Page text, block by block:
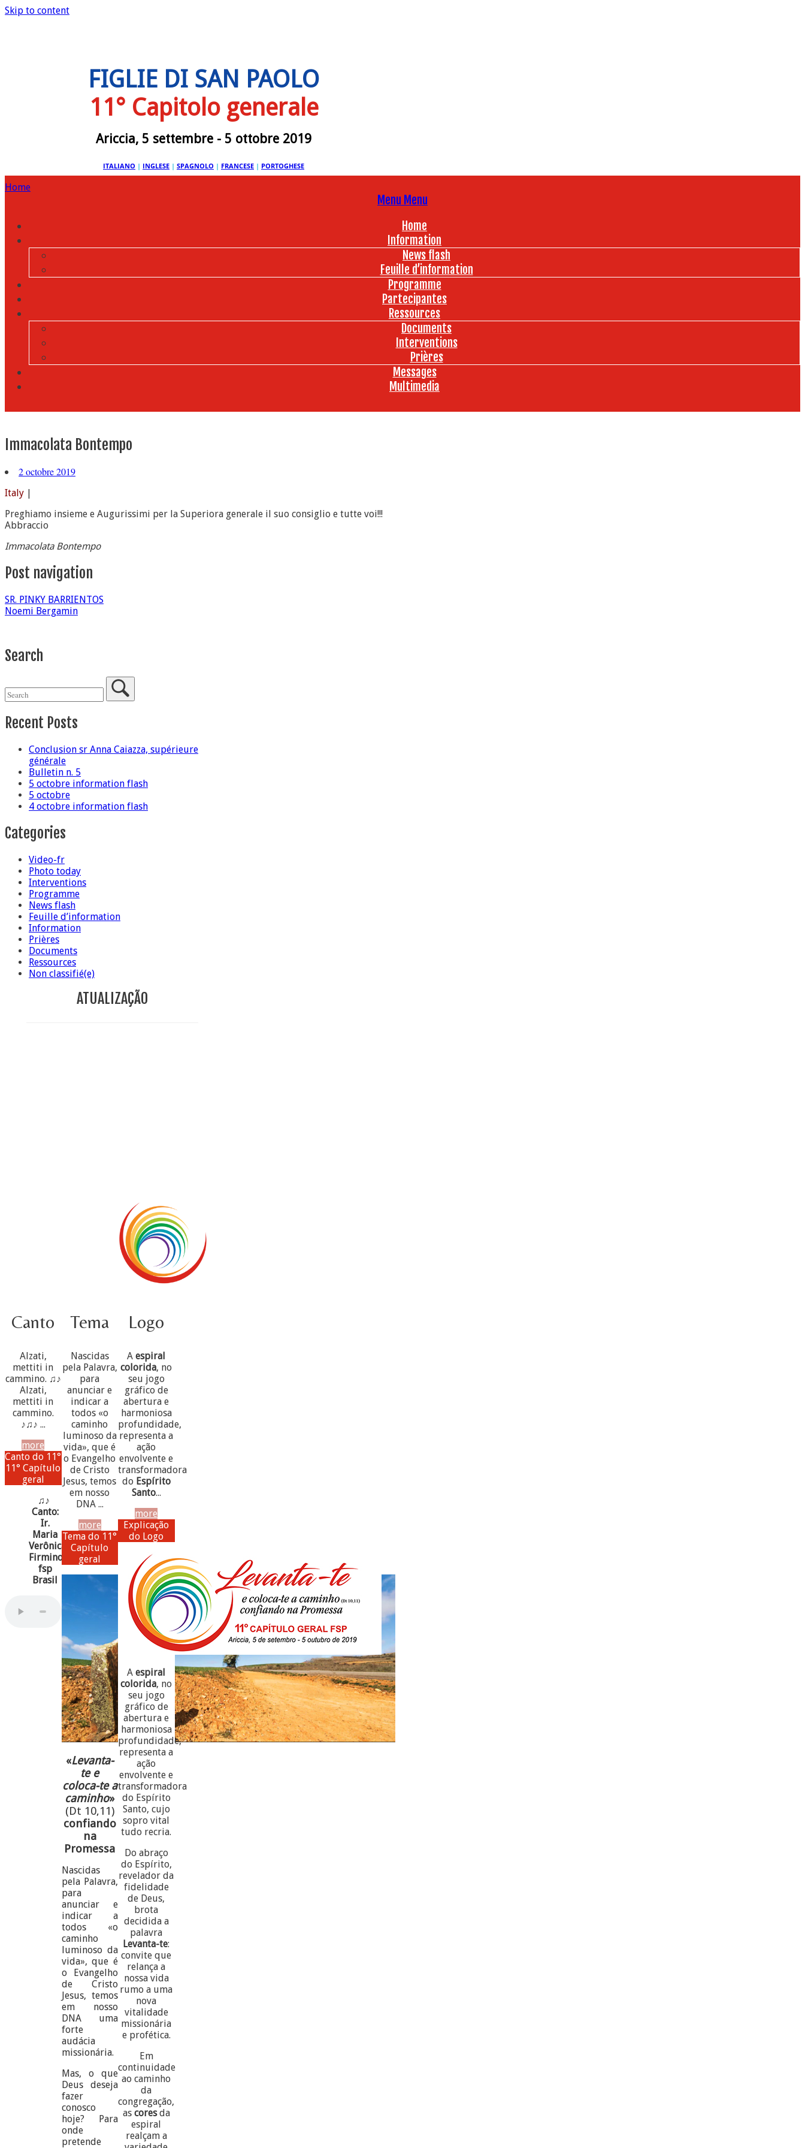
Skip to content
FIGLIE DI SAN PAOLO
11° Capitolo generale
Ariccia, 5 settembre - 5 ottobre 2019
ITALIANO | INGLESE | SPAGNOLO | FRANCESE | PORTOGHESE
Home
Menu Menu
Home
Information
News flash
Feuille d’information
Programme
Partecipantes
Ressources
Documents
Interventions
Prières
Messages
Multimedia
Immacolata Bontempo
2 octobre 2019
Italy
Preghiamo insieme e Augurissimi per la Superiora generale il suo consiglio e tutte voi!!!
Abbraccio
Immacolata Bontempo
Post navigation
SR. PINKY BARRIENTOS
Noemi Bergamin
Search
Recent Posts
Conclusion sr Anna Caiazza, supérieure
générale
Bulletin n. 5
5 octobre information flash
5 octobre
4 octobre information flash
Categories
Video-fr
Photo today
Interventions
Programme
News flash
Feuille d’information
Information
Prières
Documents
Ressources
Non classifié(e)
ATUALIZAÇÃO
Canto
Alzati,
mettiti in
cammino. ♫♪
Alzati,
mettiti in
cammino.
♪♫♪ ...
more
Canto do 11°
11° Capítulo
geral
♫♪
Canto:
Ir.
Maria
Verônica
Firmino,
fsp
Brasil
Tema
Nascidas
pela Palavra,
para
anunciar e
indicar a
todos «o
caminho
luminoso da
vida», que é
o Evangelho
de Cristo
Jesus, temos
em nosso
DNA ...
more
Tema do 11°
Capítulo
geral
«Levanta-
te e
coloca-te a
caminho»
(Dt 10,11)
confiando
na
Promessa
Nascidas
pela Palavra,
para
anunciar e
indicar a
todos «o
caminho
luminoso da
vida», que é
o Evangelho
de Cristo
Jesus, temos
em nosso
DNA uma
forte
audácia
missionária.
Mas, o que
Deus deseja
fazer
conosco
hoje? Para
onde
pretende
Logo
Aespiral
colorida, no
seu jogo
gráfico de
abertura e
harmoniosa
profundidade,
representa a
ação
envolvente e
transformadora
do Espírito
Santo...
more
Explicação
do Logo
Aespiral
colorida, no
seu jogo
gráfico de
abertura e
harmoniosa
profundidade,
representa a
ação
envolvente e
transformadora
do Espírito
Santo, cujo
sopro vital
tudo recria.
Do abraço
do Espírito,
revelador da
fidelidade
de Deus,
brota
decidida a
palavra
Levanta-te:
convite que
relança a
nossa vida
rumo a uma
nova
vitalidade
missionária
e profética.
Em
continuidade
ao caminho
da
congregação,
as coresda
espiral
realçam a